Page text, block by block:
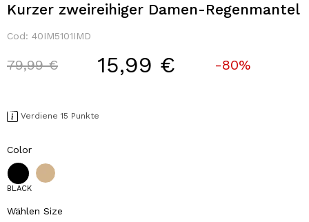
Kurzer zweireihiger Damen-Regenmantel
Cod: 40IM5101IMD
Price reduced from
79,99 €to 15,99 € -80%
Verdiene 15 Punkte
Color
BLACK
Wählen Size